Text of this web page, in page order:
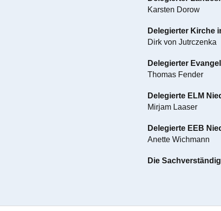
Karsten Dorow
Delegierter Kirche
Dirk von Jutrczenka
Delegierter
Thomas Fender
Delegierte ELM
Mirjam Laaser
Delegierte EEB
Anette Wichmann
Die